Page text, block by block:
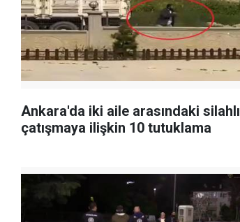
Ankara'da iki aile arasındaki silahlı
çatışmaya ilişkin 10 tutuklama